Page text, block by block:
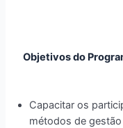
Objetivos do
Capacitar os
métodos de